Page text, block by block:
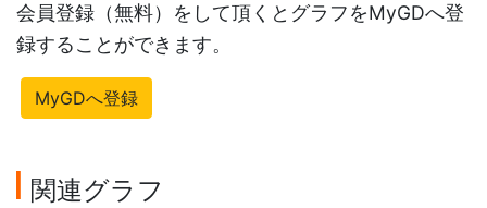
会員登録（無料）をして頂くとグラフをMyGDへ登
録することができます。
MyGDへ登録
関連グラフ